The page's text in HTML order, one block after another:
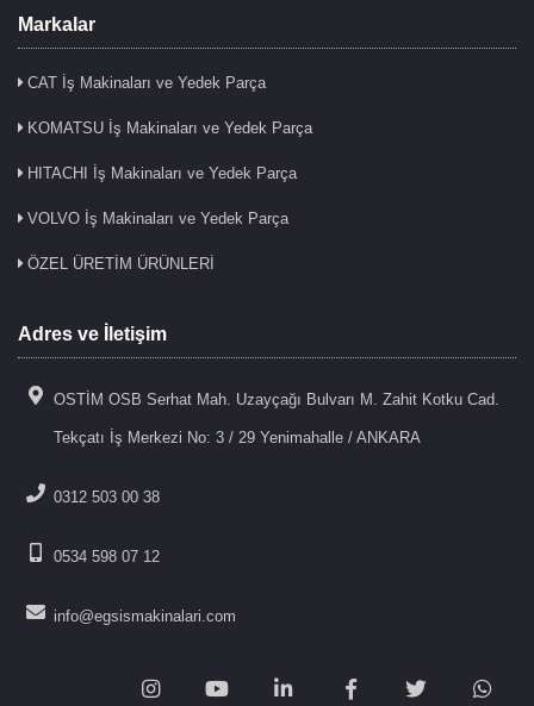
Markalar
CAT İş Makinaları ve Yedek Parça
KOMATSU İş Makinaları ve Yedek Parça
HITACHI İş Makinaları ve Yedek Parça
VOLVO İş Makinaları ve Yedek Parça
ÖZEL ÜRETİM ÜRÜNLERİ
Adres ve İletişim
OSTİM OSB Serhat Mah. Uzayçağı Bulvarı M. Zahit Kotku Cad.
Tekçatı İş Merkezi No: 3 / 29 Yenimahalle / ANKARA
0312 503 00 38
0534 598 07 12
info@egsismakinalari.com